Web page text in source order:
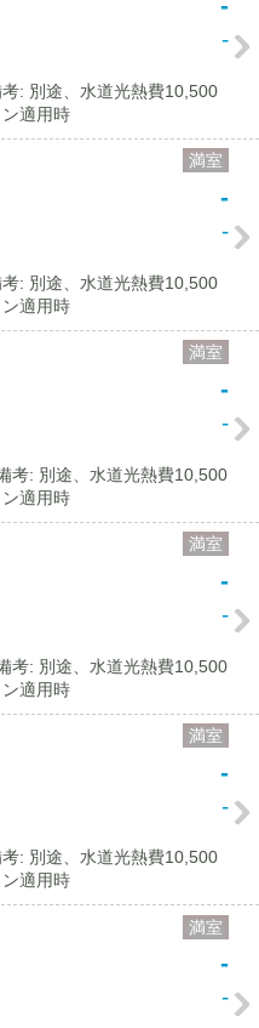
-
-
: 別途、水道光熱費10,500
適用時
満室
-
-
: 別途、水道光熱費10,500
適用時
満室
-
-
考: 別途、水道光熱費10,500
適用時
満室
-
-
考: 別途、水道光熱費10,500
適用時
満室
-
-
: 別途、水道光熱費10,500
適用時
満室
-
-